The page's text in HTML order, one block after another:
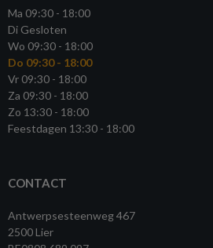
Ma 09:30 - 18:00
Di Gesloten
Wo 09:30 - 18:00
Do 09:30 - 18:00
Vr 09:30 - 18:00
Za 09:30 - 18:00
Zo 13:30 - 18:00
Feestdagen 13:30 - 18:00
CONTACT
Antwerpsesteenweg 467
2500 Lier